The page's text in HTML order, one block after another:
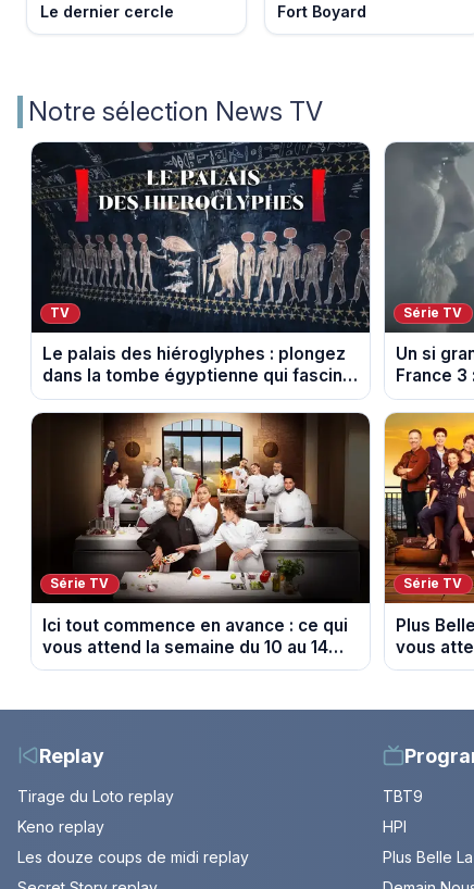
Le dernier cercle Fort Boyard
Notre sélection News TV
TV
Le palais des hiéroglyphes : plongez
dans la tombe égyptienne qui fascine
les archéologues
Série TV
Un si
France
diffusés
Série TV
Ici tout commence en avance : ce qui
vous attend la semaine du 10 au 14
août 2026 (spoiler)
Série TV
Plus
vous
août
Replay
Tirage du Loto replay
Keno replay
Les douze coups de midi replay
TBT9
HPI
Plus Belle